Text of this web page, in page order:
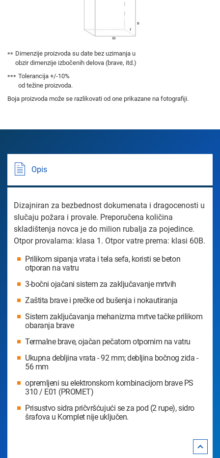
Dimenzije proizvoda su date bez uzimanja u
obzir dimenzije izbočenih delova (brave, itd.)
Tolerancija +/-10%
od težine proizvoda.
Boja proizvoda može se razlikovati od one prikazane na fotografiji.
Opis
Dizajniran za bezbednost dokumenata i dragocenosti u
slučaju požara i provale. Preporučena količina
skladištenja novca je do milion rubalja za pojedince.
Otpor provalama: klasa 1. Otpor vatre prema: klasi 60B.
Prilikom sipanja vrata i tela sefa, koristi se beton
otporan na vatru
3-bočni ojačani sistem za zaključavanje mrtvih
Zaštita brave i prečke od bušenja i nokautiranja
Sistem zaključavanja mehanizma mrtve tačke prilikom
obaranja brave
Termalne brave, ojačan pečatom otpornim na vatru
Ukupna debljina vrata - 92 mm; debljina bočnog zida -
56 mm
opremljeni su elektronskom kombinacijom brave PS
310 / E01 (PROMET)
Prisustvo sidra pričvršćujući se za pod (2 rupe), sidro
šrafova u Komplet nije uključen.